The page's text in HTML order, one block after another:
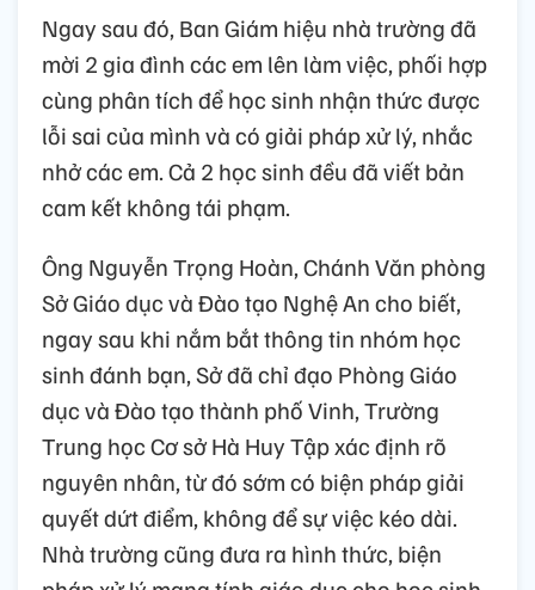
Ngay sau đó, Ban Giám hiệu nhà trường đã
mời 2 gia đình các em lên làm việc, phối hợp
cùng phân tích để học sinh nhận thức được
lỗi sai của mình và có giải pháp xử lý, nhắc
nhở các em. Cả 2 học sinh đều đã viết bản
cam kết không tái phạm.
Ông Nguyễn Trọng Hoàn, Chánh Văn phòng
Sở Giáo dục và Đào tạo Nghệ An cho biết,
ngay sau khi nắm bắt thông tin nhóm học
sinh đánh bạn, Sở đã chỉ đạo Phòng Giáo
dục và Đào tạo thành phố Vinh, Trường
Trung học Cơ sở Hà Huy Tập xác định rõ
nguyên nhân, từ đó sớm có biện pháp giải
quyết dứt điểm, không để sự việc kéo dài.
Nhà trường cũng đưa ra hình thức, biện